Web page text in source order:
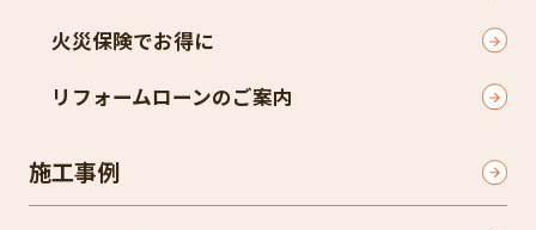
火災保険でお得に
リフォームローンのご案内
施工事例